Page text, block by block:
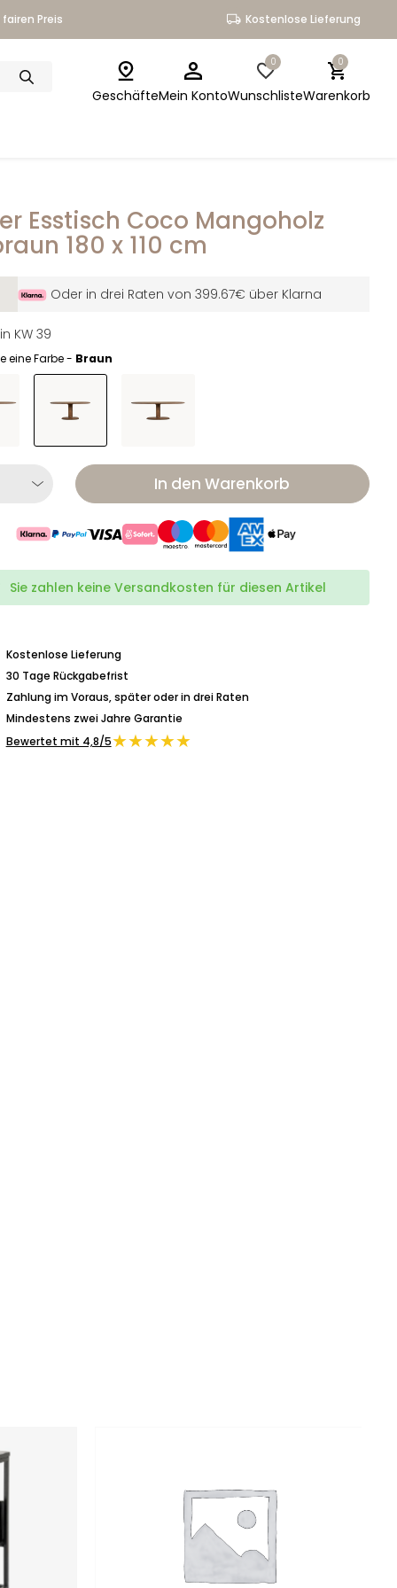
Preis Kostenlose Lieferung
GeschäfteMein Konto
0
Wunschliste
0
Warenkorb
Esstisch Coco Mangoholz
180 x 110 cm
Oder in drei Raten von 399.67€ über Klarna
KW 39
eine Farbe - Braun
In den Warenkorb
Sie zahlen keine Versandkosten für diesen Artikel
Kostenlose Lieferung
30 Tage Rückgabefrist
Zahlung im Voraus, später oder in drei Raten
Mindestens zwei Jahre Garantie
Bewertet mit 4,8/5★★★★★